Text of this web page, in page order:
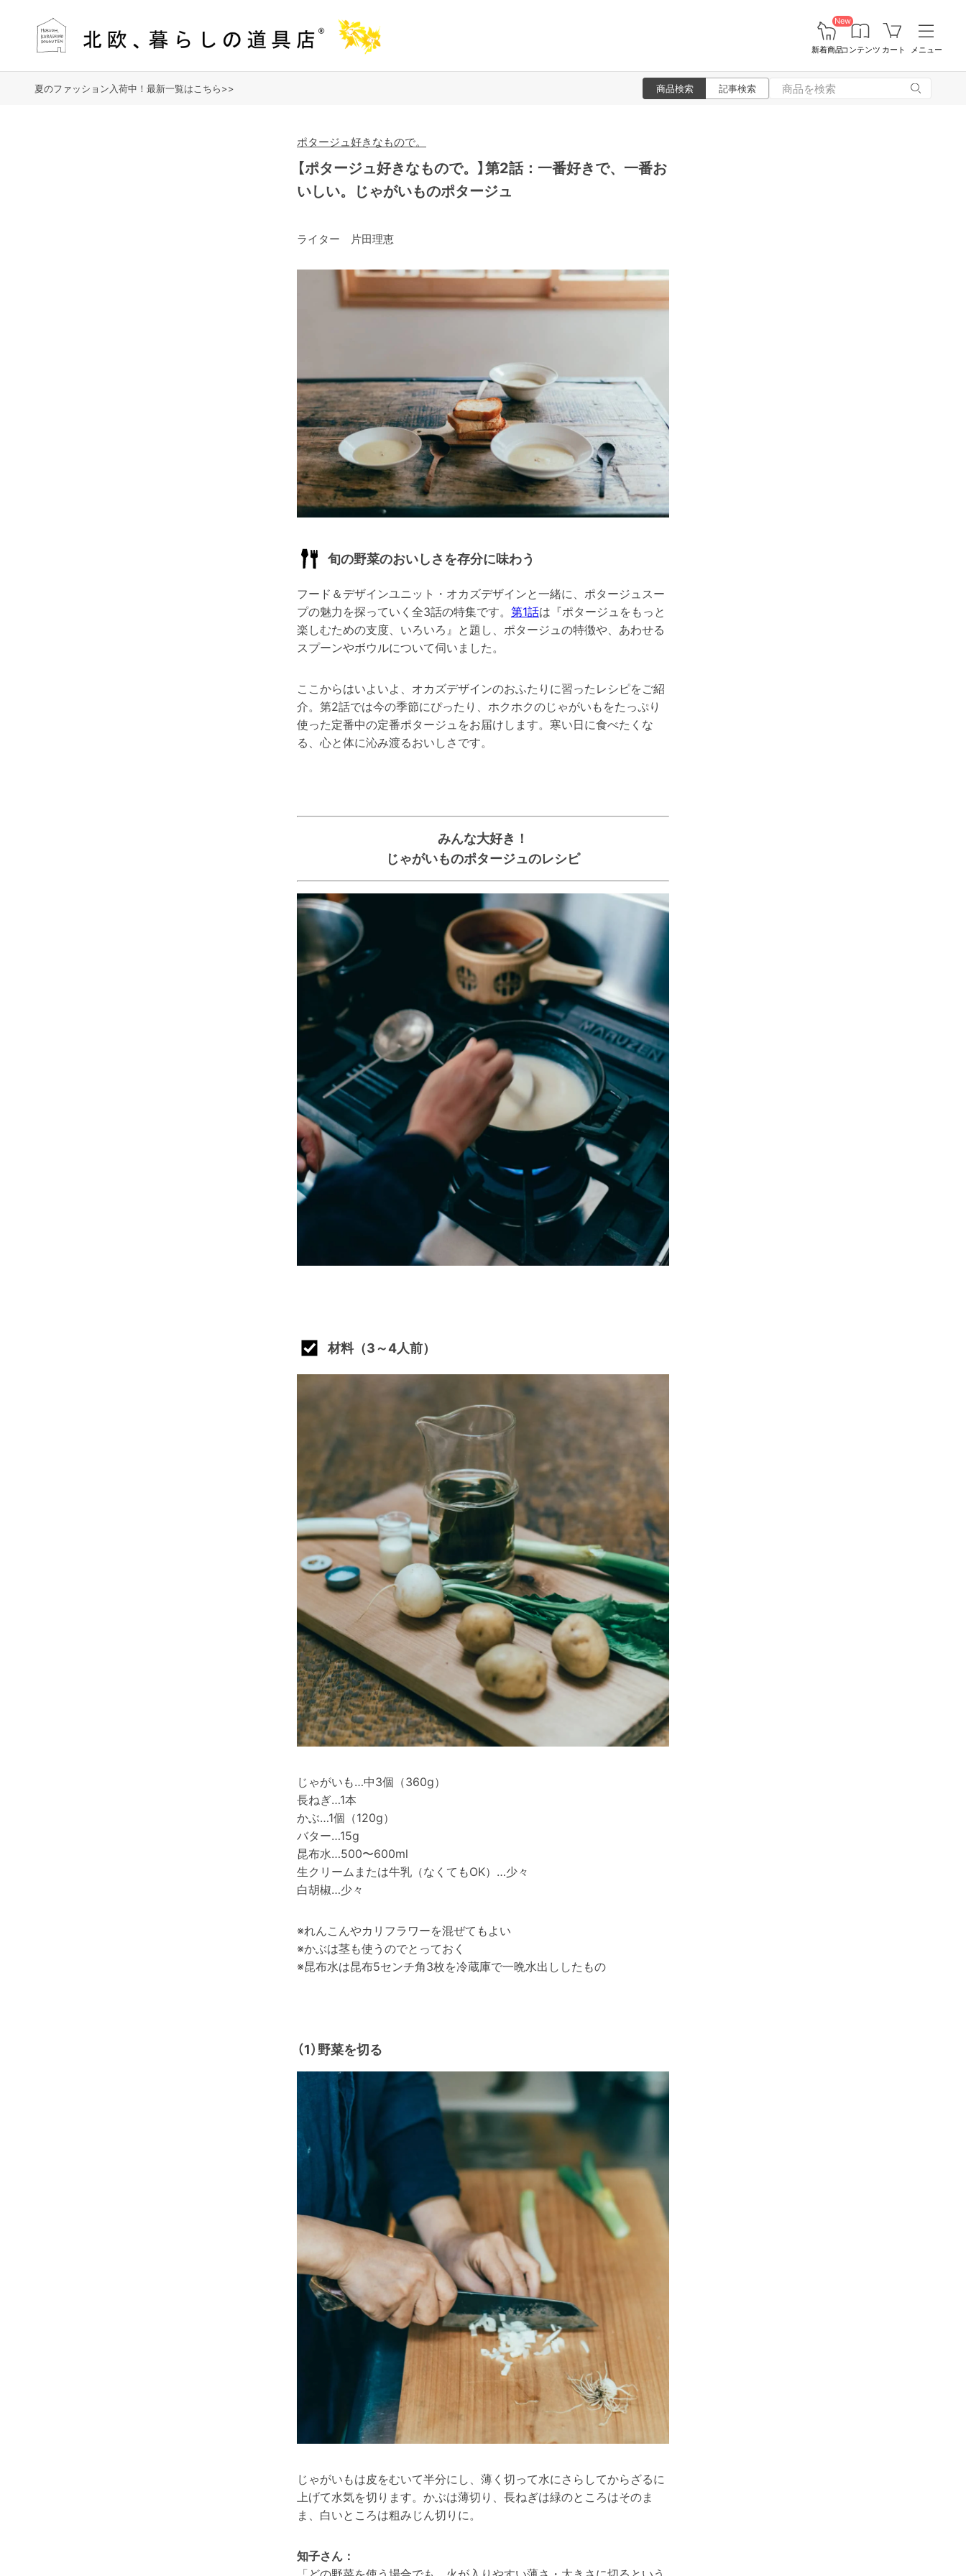
New
新着商品コンテンツ カート メニュー
夏のファッション入荷中！最新一覧はこちら>> 商品検索 記事検索
ポタージュ好きなもので。
【ポタージュ好きなもので。】第2話：一番好きで、一番お
いしい。じゃがいものポタージュ
ライター 片田理恵
旬の野菜のおいしさを存分に味わう
フード＆デザインユニット・オカズデザインと一緒に、ポタージュスー
プの魅力を探っていく全3話の特集です。 第1話は『ポタージュをもっと
楽しむための支度、いろいろ』と題し、ポタージュの特徴や、あわせる
スプーンやボウルについて伺いました。
ここからはいよいよ、オカズデザインのおふたりに習ったレシピをご紹
介。第2話では今の季節にぴったり、ホクホクのじゃがいもをたっぷり
使った定番中の定番ポタージュをお届けします。寒い日に食べたくな
る、心と体に沁み渡るおいしさです。
みんな大好き！
じゃがいものポタージュのレシピ
材料（3～4人前）
じゃがいも…中3個（360g）
長ねぎ…1本
かぶ…1個（120g）
バター…15g
昆布水…500〜600ml
生クリームまたは牛乳（なくてもOK）…少々
白胡椒…少々
※れんこんやカリフラワーを混ぜてもよい
※かぶは茎も使うのでとっておく
※昆布水は昆布5センチ角3枚を冷蔵庫で一晩水出ししたもの
（1）野菜を切る
じゃがいもは皮をむいて半分にし、薄く切って水にさらしてからざるに
上げて水気を切ります。かぶは薄切り、長ねぎは緑のところはそのま
ま、白いところは粗みじん切りに。
知子さん：